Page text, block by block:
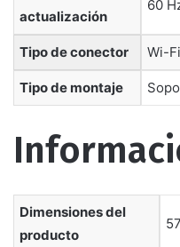
actualización
‎60
Tipo de conector ‎Wi-Fi
Tipo de montaje
Dimensiones del
producto